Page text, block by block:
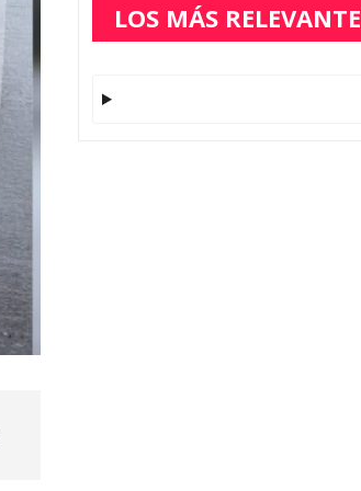
LOS MÁS RELEVANTE